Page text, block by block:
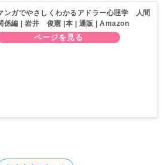
ンガでやさしくわかるアドラー心理学 人間
係編 | 岩井 俊憲 |本 | 通販 | Amazon